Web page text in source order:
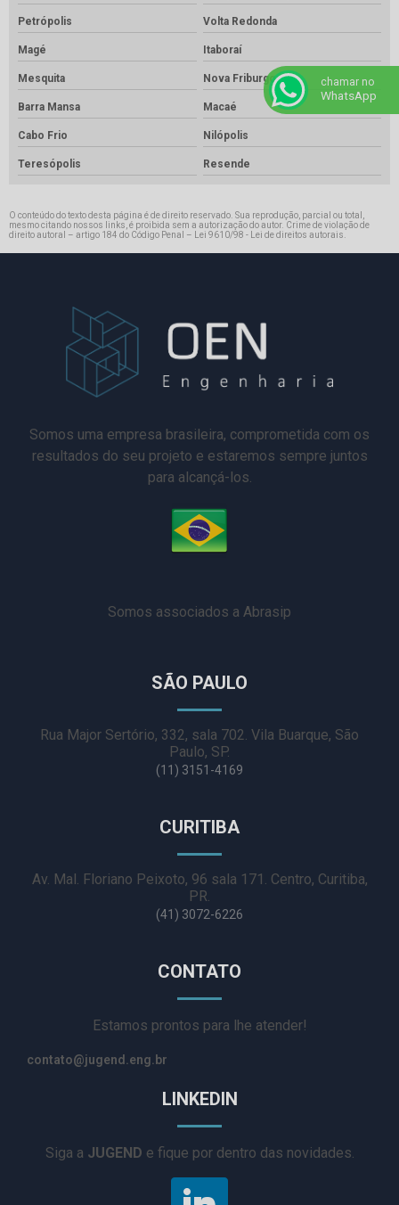
Petrópolis Volta Redonda
Magé Itaboraí
Mesquita Nova Friburgo
Barra Mansa Macaé
Cabo Frio Nilópolis
Teresópolis Resende
O conteúdo do texto desta página é de direito reservado. Sua reprodução, parcial ou total,
mesmo citando nossos links, é proibida sem a autorização do autor. Crime de violação de
direito autoral – artigo 184 do Código Penal –
Lei 9610/98 - Lei de direitos autorais
Somos uma empresa brasileira, comprometida com os
resultados do seu projeto e estaremos sempre juntos
para alcançá-los.
Somos associados a Abrasip
SÃO PAULO
Rua Major Sertório, 332, sala 702. Vila Buarque, São
Paulo, SP.
(11) 3151-4169
CURITIBA
Av. Mal. Floriano Peixoto, 96 sala 171. Centro, Curitiba,
PR.
(41) 3072-6226
CONTATO
Estamos prontos para lhe atender!
contato@jugend.eng.br
LINKEDIN
Siga a JUGEND e fique por dentro das novidades.
chamar no
WhatsApp